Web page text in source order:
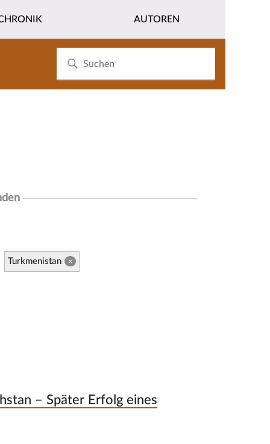
AUTOREN
Turkmenistan ×
– Später Erfolg eines